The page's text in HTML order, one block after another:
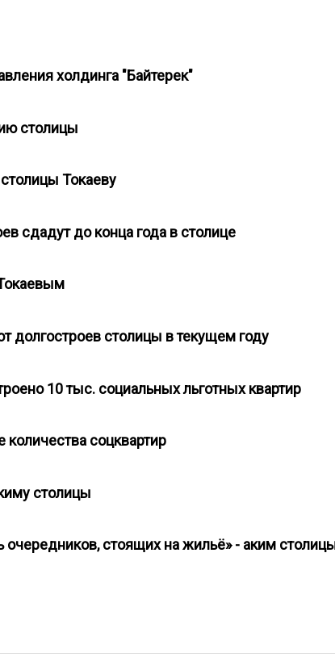
холдинга "Байтерек"
столицы
Токаеву
сдадут до конца года в столице
долгостроев столицы в текущем году
10 тыс. социальных льготных квартир
соцквартир
столицы
стоящих на жильё» - аким